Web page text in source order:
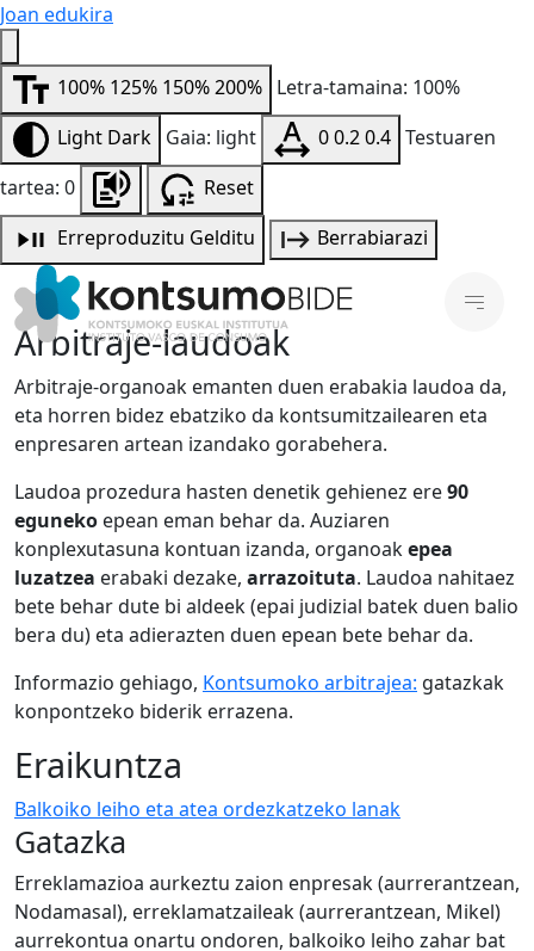
Joan edukira
100% 125% 150%200% Letra-tamaina: 100%
Light Dark Gaia: light 00.20.4 Testuaren
tartea: 0
Reset
Erreproduzitu Gelditu Berrabiarazi
Arbitraje-laudoak
Arbitraje-organoak emanten duen erabakia laudoa da,
eta horren bidez ebatziko da kontsumitzailearen eta
enpresaren artean izandako gorabehera.
Laudoa prozedura hasten denetik gehienez ere90
eguneko epean eman behar da. Auziaren
konplexutasuna kontuan izanda, organoakepea
luzatzea erabaki dezake, arrazoituta. Laudoa nahitaez
bete behar dute bi aldeek (epai judizial batek duen balio
bera du) eta adierazten duen epean bete behar da.
Informazio gehiago, Kontsumoko arbitrajea: gatazkak
konpontzeko biderik errazena.
Eraikuntza
Balkoiko leiho eta atea ordezkatzeko lanak
Gatazka
Erreklamazioa aurkeztu zaion enpresak (aurrerantzean,
Nodamasal), erreklamatzaileak (aurrerantzean, Mikel)
aurrekontua onartu ondoren, balkoiko leiho zahar bat